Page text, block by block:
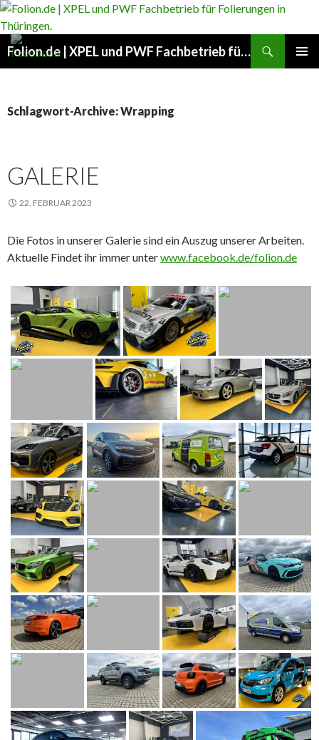
Folion.de | XPEL und PWF Fachbetrieb für Folierungen in Thüringen.
Suchen
Schlagwort-Archive: Wrapping
GALERIE
22. FEBRUAR 2023
Die Fotos in unserer Galerie sind ein Auszug unserer Arbeiten.
Aktuelle Findet ihr immer unterwww.facebook.de/folion.de